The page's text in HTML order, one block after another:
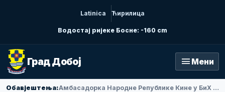
Latinica Ћирилица
Водостај ријеке Босне: -160 cm
Град Добој menu Мени
Обавјештења: Амбасадорка Народне Републике Кине у БиХ Ли Фан посјетила Добој